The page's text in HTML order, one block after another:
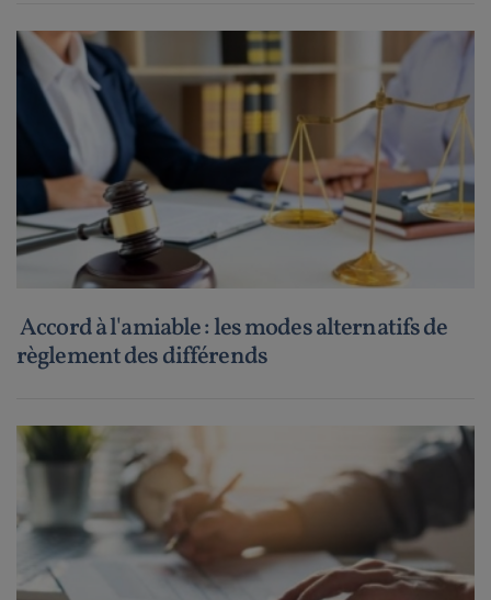
Accord à l'amiable : les modes alternatifs de
règlement des différends